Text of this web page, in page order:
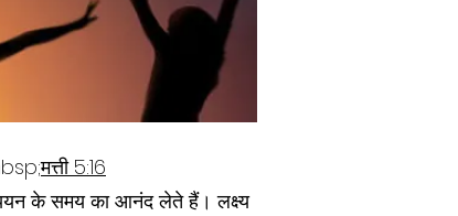
मत्ती 5:16
के समय का आनंद लेते हैं। लक्ष्य